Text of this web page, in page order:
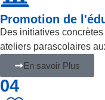
Promotion de
Des initiatives
ateliers parascolaires
En savoir Plus
04